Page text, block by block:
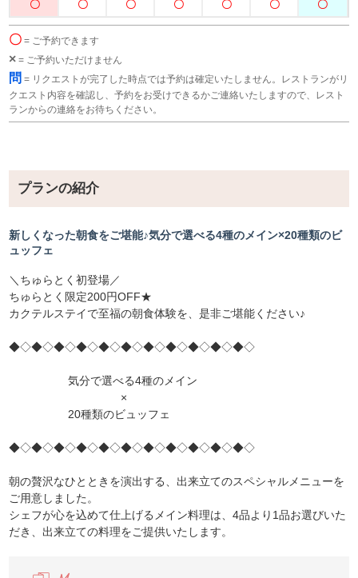
〇 = ご予約できます
× = ご予約いただけません
問 = リクエストが完了した時点では予約は確定いたしません。レストランがリ
クエスト内容を確認し、予約をお受けできるかご連絡いたしますので、レスト
ランからの連絡をお待ちください。
プランの紹介
新しくなった朝食をご堪能♪気分で選べる4種のメイン×20種類のビ
ュッフェ
＼ちゅらとく初登場／
ちゅらとく限定200円OFF★
カクテルステイで至福の朝食体験を、是非ご堪能ください♪
◆◇◆◇◆◇◆◇◆◇◆◇◆◇◆◇◆◇◆◇◆◇
気分で選べる4種のメイン
×
20種類のビュッフェ
◆◇◆◇◆◇◆◇◆◇◆◇◆◇◆◇◆◇◆◇◆◇
朝の贅沢なひとときを演出する、出来立てのスペシャルメニューを
ご用意しました。
シェフが心を込めて仕上げるメイン料理は、4品より1品お選びいた
だき、出来立ての料理をご提供いたします。